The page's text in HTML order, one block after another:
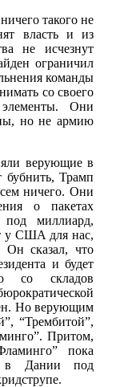
такого не
власть и из
не исчезнут
ограничил
команды
со своего
Они
но не армию
верующие в
бубнить, Трамп
ничего. Они
о пакетах
миллиард,
у США для нас,
сказал, что
и будет
со складов
Но верующим
“Трембитой”,
Притом,
пока
в Дании под